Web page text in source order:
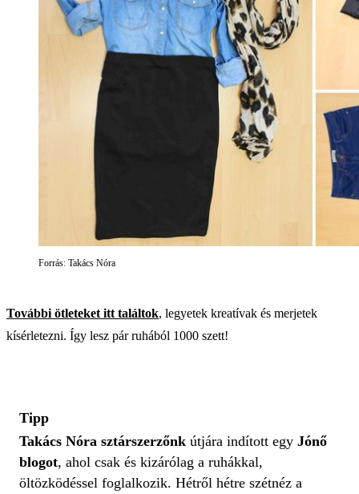
Forrás: Takács Nóra
További ötleteket itt találtok, legyetek kreatívak és merjetek
kísérletezni. Így lesz pár ruhából 1000 szett!
Tipp
Takács Nóra sztárszerzőnk útjára indított egy Jónő
blogot, ahol csak és kizárólag a ruhákkal,
öltözködéssel foglalkozik. Hétről hétre szétnéz a